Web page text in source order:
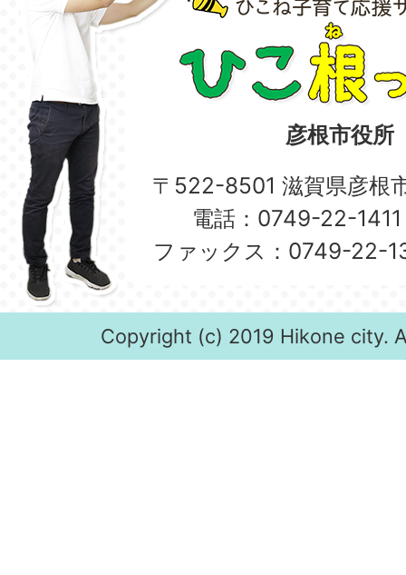
彦根市役所
〒522-8501 滋賀県彦根
電話：0749-22-1411
ファックス：0749-22-
Copyright (c) 2019 Hikone city.